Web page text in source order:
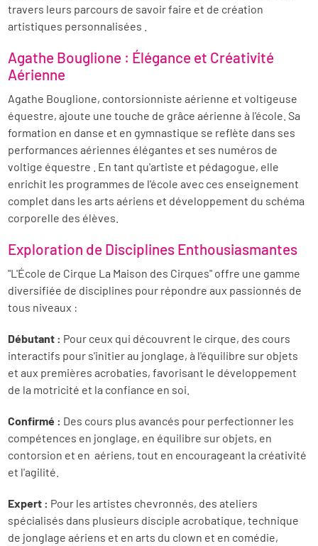
travers leurs parcours de savoir faire et de création
artistiques personnalisées .
Agathe Bouglione : Élégance et Créativité
Aérienne
Agathe Bouglione, contorsionniste aérienne et voltigeuse
équestre, ajoute une touche de grâce aérienne à l'école. Sa
formation en danse et en gymnastique se reflète dans ses
performances aériennes élégantes et ses numéros de
voltige équestre . En tant qu'artiste et pédagogue, elle
enrichit les programmes de l'école avec ces enseignement
complet dans les arts aériens et développement du schéma
corporelle des élèves.
Exploration de Disciplines Enthousiasmantes
"L'École de Cirque La Maison des Cirques" offre une gamme
diversifiée de disciplines pour répondre aux passionnés de
tous niveaux :
Débutant : Pour ceux qui découvrent le cirque, des cours
interactifs pour s'initier au jonglage, à l'équilibre sur objets
et aux premières acrobaties, favorisant le développement
de la motricité et la confiance en soi.
Confirmé : Des cours plus avancés pour perfectionner les
compétences en jonglage, en équilibre sur objets, en
contorsion et en aériens, tout en encourageant la créativité
et l'agilité.
Expert : Pour les artistes chevronnés, des ateliers
spécialisés dans plusieurs disciple acrobatique, technique
de jonglage aériens et en arts du clown et en comédie,